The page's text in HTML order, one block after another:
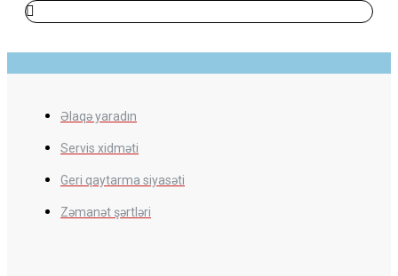
Əlaqə yaradın
Servis xidməti
Geri qaytarma siyasəti
Zəmanət şərtləri